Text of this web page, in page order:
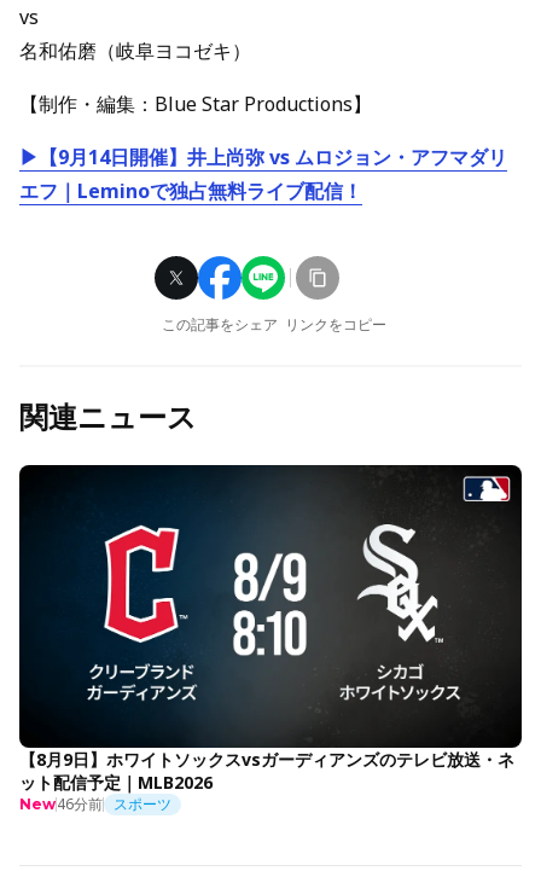
vs
名和佑磨（岐阜ヨコゼキ）
【制作・編集：Blue Star Productions】
▶【9月14日開催】井上尚弥 vs ムロジョン・アフマダリ
エフ｜Leminoで独占無料ライブ配信！
この記事をシェア リンクをコピー
関連ニュース
【8月9日】ホワイトソックスvsガーディアンズのテレビ放送・ネ
ット配信予定｜MLB2026
New46分前 スポーツ